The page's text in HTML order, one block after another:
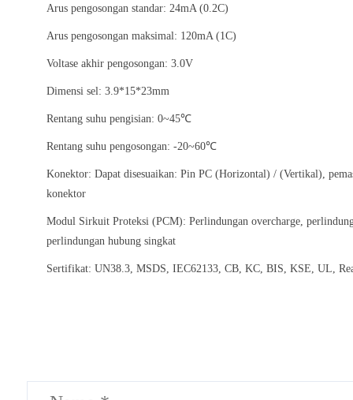
Arus pengosongan standar: 24mA (0.2C)
Arus pengosongan maksimal: 120mA (1C)
Voltase akhir pengosongan: 3.0V
Dimensi sel: 3.9*15*23mm
Rentang suhu pengisian: 0~45℃
Rentang suhu pengosongan: -20~60℃
Konektor: Dapat disesuaikan: Pin PC (Horizontal) / (Vertikal),
konektor
Modul Sirkuit Proteksi (PCM): Perlindungan overcharge,
perlindungan hubung singkat
Sertifikat: UN38.3, MSDS, IEC62133, CB, KC, BIS, KSE, UL,